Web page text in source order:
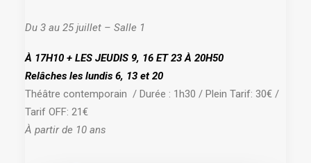
Du 3 au 25 juillet – Salle 1
À 17H10 + LES JEUDIS 9, 16 ET 23 À 20H50
Relâches les lundis 6, 13 et 20
Théâtre contemporain / Durée : 1h30 / Plein Tarif: 30€ /
Tarif OFF: 21€
À partir de 10 ans